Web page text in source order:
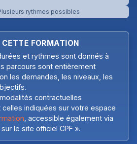
rythmes possibles
FORMATION
et rythmes sont donnés à
parcours sont entièrement
les demandes, les niveaux, les
contractuelles
celles indiquées sur votre espace
, accessible également via
le site officiel CPF ».